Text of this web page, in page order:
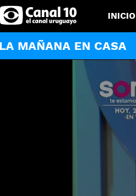
INICIO
LA MAÑANA EN CASA